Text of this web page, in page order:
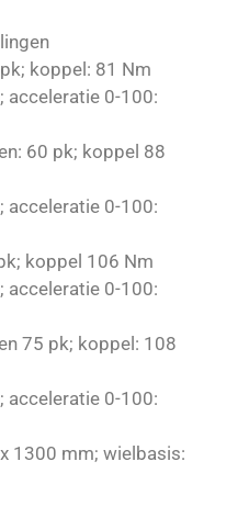
koppel: 81 Nm
acceleratie 0-100:
60 pk; koppel 88
acceleratie 0-100:
koppel 106 Nm
acceleratie 0-100:
75 pk; koppel: 108
acceleratie 0-100:
1300 mm; wielbasis: